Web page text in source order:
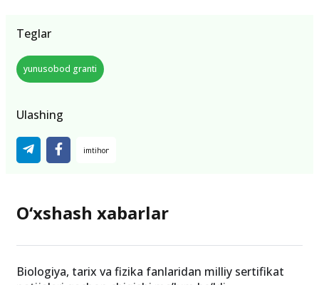
Teglar
yunusobod granti
Ulashing
O‘xshash xabarlar
Biologiya, tarix va fizika fanlaridan milliy sertifikat